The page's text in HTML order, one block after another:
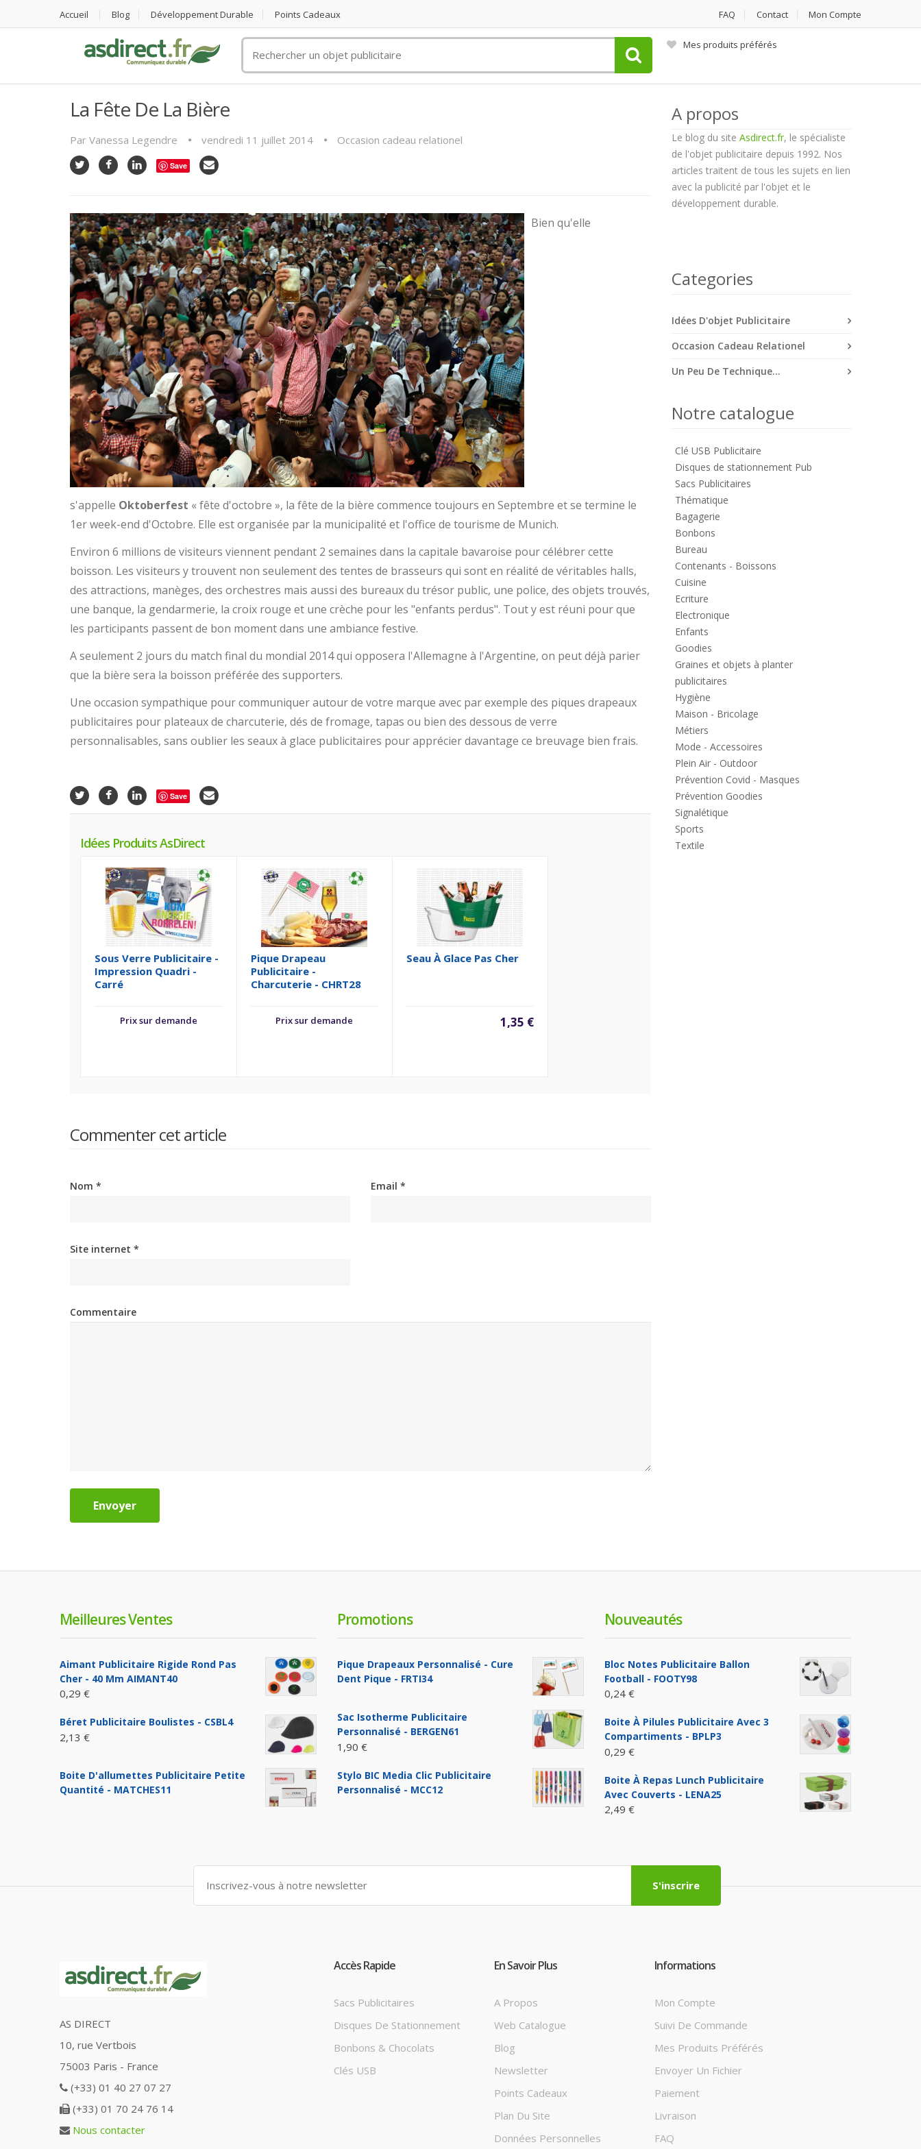
Accueil Blog Développement Durable Points Cadeaux FAQ Contact Mon Compte
un
objet
publicitaire
Mes produits préférés
La Fête De La Bière
Par Vanessa Legendre vendredi 11 juillet 2014 Occasion cadeau relationel
Save
Bien qu'elle
s'appelle Oktoberfest « fête d'octobre », la fête de la bière commence toujours en Septembre et se termine le
1er week-end d'Octobre. Elle est organisée par la municipalité et l'office de tourisme de Munich.
Environ 6 millions de visiteurs viennent pendant 2 semaines dans la capitale bavaroise pour célébrer cette
boisson. Les visiteurs y trouvent non seulement des tentes de brasseurs qui sont en réalité de véritables halls,
des attractions, manèges, des orchestres mais aussi des bureaux du trésor public, une police, des objets trouvés,
une banque, la gendarmerie, la croix rouge et une crèche pour les "enfants perdus". Tout y est réuni pour que
les participants passent de bon moment dans une ambiance festive.
A seulement 2 jours du match final du mondial 2014 qui opposera l'Allemagne à l'Argentine, on peut déjà parier
que la bière sera la boisson préférée des supporters.
Une occasion sympathique pour communiquer autour de votre marque avec par exemple des piques drapeaux
publicitaires pour plateaux de charcuterie, dés de fromage, tapas ou bien des dessous de verre
personnalisables, sans oublier les seaux à glace publicitaires pour apprécier davantage ce breuvage bien frais.
Save
Idées Produits AsDirect
Sous Verre Publicitaire -
Impression Quadri -
Carré
Prix sur demande
Pique Drapeau
Publicitaire -
Charcuterie - CHRT28
Prix sur demande
Seau À Glace Pas Cher
1,35 €
Commenter cet article
Nom * Email *
Site internet *
Commentaire
Envoyer
A propos
Le blog du site Asdirect.fr, le spécialiste
de l'objet publicitaire depuis 1992. Nos
articles traitent de tous les sujets en lien
avec la publicité par l'objet et le
développement durable.
Categories
Idées D'objet Publicitaire
Occasion Cadeau Relationel
Un Peu De Technique...
Notre catalogue
Clé USB Publicitaire
Disques de stationnement Pub
Sacs Publicitaires
Thématique
Bagagerie
Bonbons
Bureau
Contenants - Boissons
Cuisine
Ecriture
Electronique
Enfants
Goodies
Graines et objets à planter
publicitaires
Hygiène
Maison - Bricolage
Métiers
Mode - Accessoires
Plein Air - Outdoor
Prévention Covid - Masques
Prévention Goodies
Signalétique
Sports
Textile
Meilleures Ventes
Aimant Publicitaire Rigide Rond Pas
Cher - 40 Mm AIMANT40
0,29 €
Béret Publicitaire Boulistes - CSBL4
2,13 €
Boite D'allumettes Publicitaire Petite
Quantité - MATCHES11
Promotions
Pique Drapeaux Personnalisé - Cure
Dent Pique - FRTI34
Sac Isotherme Publicitaire
Personnalisé - BERGEN61
1,90 €
Stylo BIC Media Clic Publicitaire
Personnalisé - MCC12
Nouveautés
Bloc Notes Publicitaire Ballon
Football - FOOTY98
0,24 €
Boite À Pilules Publicitaire Avec 3
Compartiments - BPLP3
0,29 €
Boite À Repas Lunch Publicitaire
Avec Couverts - LENA25
2,49 €
S'inscrire
AS DIRECT
10, rue Vertbois
75003 Paris - France
(+33) 01 40 27 07 27
(+33) 01 70 24 76 14
Nous contacter
Accès Rapide
Sacs Publicitaires
Disques De Stationnement
Bonbons & Chocolats
Clés USB
En Savoir Plus
A Propos
Web Catalogue
Blog
Newsletter
Points Cadeaux
Plan Du Site
Données Personnelles
Informations
Mon Compte
Suivi De Commande
Mes Produits Préférés
Envoyer Un Fichier
Paiement
Livraison
FAQ